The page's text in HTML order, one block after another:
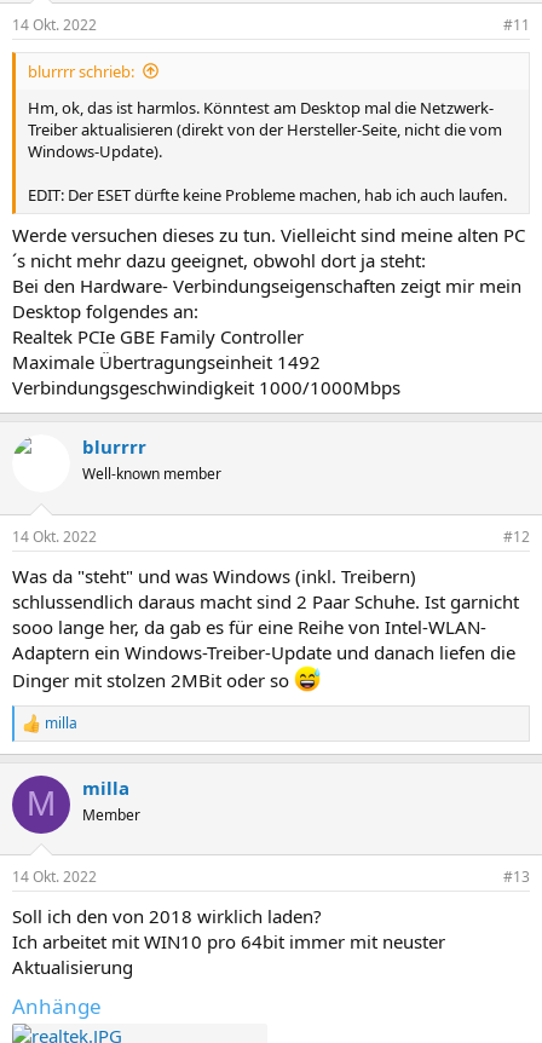
e
n
14 Okt. 2022 #11
blurrrr schrieb:
Hm, ok, das ist harmlos. Könntest am Desktop mal die Netzwerk-
Treiber aktualisieren (direkt von der Hersteller-Seite, nicht die vom
Windows-Update).
EDIT: Der ESET dürfte keine Probleme machen, hab ich auch laufen.
Werde versuchen dieses zu tun. Vielleicht sind meine alten PC
´s nicht mehr dazu geeignet, obwohl dort ja steht:
Bei den Hardware- Verbindungseigenschaften zeigt mir mein
Desktop folgendes an:
Realtek PCIe GBE Family Controller
Maximale Übertragungseinheit 1492
Verbindungsgeschwindigkeit 1000/1000Mbps
blurrrr
Well-known member
14 Okt. 2022 #12
Was da "steht" und was Windows (inkl. Treibern)
schlussendlich daraus macht sind 2 Paar Schuhe. Ist garnicht
sooo lange her, da gab es für eine Reihe von Intel-WLAN-
Adaptern ein Windows-Treiber-Update und danach liefen die
Dinger mit stolzen 2MBit oder so
R
e
k
i
e
:
milla
M milla
Member
14 Okt. 2022 #13
Soll ich den von 2018 wirklich laden?
Ich arbeitet mit WIN10 pro 64bit immer mit neuster
Aktualisierung
Anhänge